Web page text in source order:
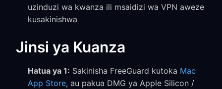
uzinduzi wa kwanza ili msaidizi wa VPN aweze
kusakinishwa
Jinsi ya Kuanza
Hatua ya 1: Sakinisha FreeGuard kutoka Mac
App Store, au pakua DMG ya Apple Silicon /